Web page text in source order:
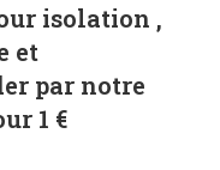
isolation ,
et
par notre
1 €